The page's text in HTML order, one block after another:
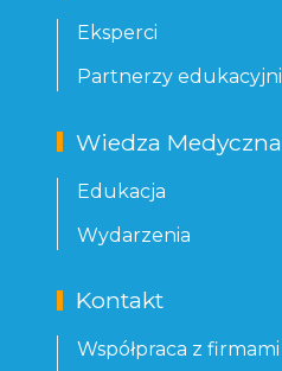
Eksperci
Partnerzy edukacyjni
Wiedza Medyczna
Edukacja
Wydarzenia
Kontakt
Współpraca z firmami